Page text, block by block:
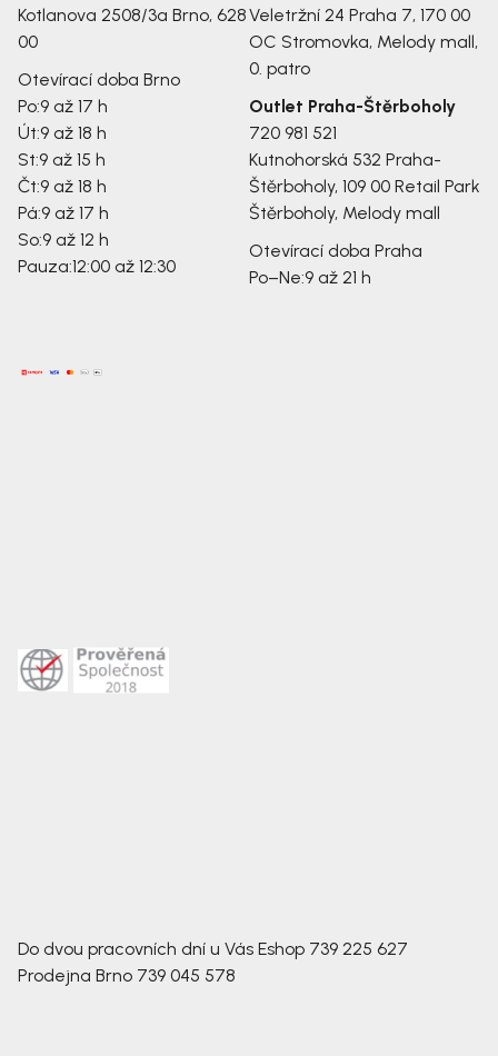
Kotlanova 2508/3a Brno, 628
00
Otevírací doba Brno
Po:9 až 17 h
Út:9 až 18 h
St:9 až 15 h
Čt:9 až 18 h
Pá:9 až 17 h
So:9 až 12 h
Pauza:12:00 až 12:30
Veletržní 24 Praha 7, 170 00
OC Stromovka, Melody mall,
0. patro
Outlet Praha-Štěrboholy
720 981 521
Kutnohorská 532 Praha-
Štěrboholy, 109 00 Retail Park
Štěrboholy, Melody mall
Otevírací doba Praha
Po–Ne:9 až 21 h
Do dvou pracovních dní u Vás Eshop 739 225 627
Prodejna Brno 739 045 578